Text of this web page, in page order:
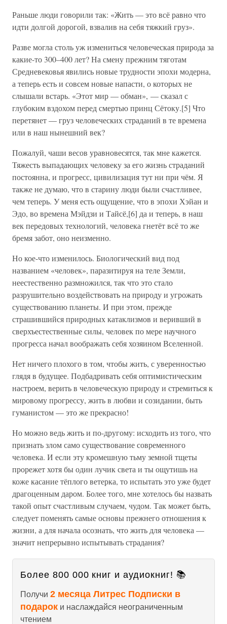
Раньше люди говорили так: «Жить — это всё равно что
идти долгой дорогой, взвалив на себя тяжкий груз».
Разве могла столь уж измениться человеческая природа за
какие-то 300–400 лет? На смену прежним тяготам
Средневековья явились новые трудности эпохи модерна,
а теперь есть и совсем новые напасти, о которых не
слышали встарь. «Этот мир — обман», — сказал с
глубоким вздохом перед смертью принц Сётоку.[5] Что
перетянет — груз человеческих страданий в те времена
или в наш нынешний век?
Пожалуй, чаши весов уравновесятся, так мне кажется.
Тяжесть выпадающих человеку за его жизнь страданий
постоянна, и прогресс, цивилизация тут ни при чём. Я
также не думаю, что в старину люди были счастливее,
чем теперь. У меня есть ощущение, что в эпохи Хэйан и
Эдо, во времена Мэйдзи и Тайсё,[6] да и теперь, в наш
век передовых технологий, человека гнетёт всё то же
бремя забот, оно неизменно.
Но кое-что изменилось. Биологический вид под
названием «человек», паразитируя на теле Земли,
неестественно размножился, так что это стало
разрушительно воздействовать на природу и угрожать
существованию планеты. И при этом, прежде
страшившийся природных катаклизмов и веривший в
сверхъестественные силы, человек по мере научного
прогресса начал воображать себя хозяином Вселенной.
Нет ничего плохого в том, чтобы жить, с уверенностью
глядя в будущее. Подбадривать себя оптимистическим
настроем, верить в человеческую природу и стремиться к
мировому прогрессу, жить в любви и созидании, быть
гуманистом — это же прекрасно!
Но можно ведь жить и по-другому: исходить из того, что
признать злом само существование современного
человека. И если эту кромешную тьму земной тщеты
прорежет хотя бы один лучик света и ты ощутишь на
коже касание тёплого ветерка, то испытать это уже будет
драгоценным даром. Более того, мне хотелось бы назвать
такой опыт счастливым случаем, чудом. Так может быть,
следует поменять самые основы прежнего отношения к
жизни, а для начала осознать, что жить для человека —
значит непрерывно испытывать страдания?
Более 800 000 книг и аудиокниг! 📚
Получи 2 месяца Литрес Подписки в
подарок и наслаждайся неограниченным
чтением